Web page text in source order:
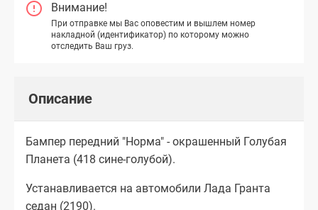
Внимание!
При отправке мы Вас оповестим и вышлем номер
накладной (идентификатор) по которому можно
отследить Ваш груз.
Описание
Бампер передний "Норма" - окрашенный Голубая
Планета (418 сине-голубой).
Устанавливается на автомобили Лада Гранта
седан (2190).